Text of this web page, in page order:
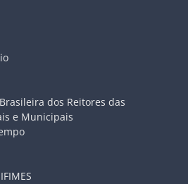
dos Reitores das
e Municipais